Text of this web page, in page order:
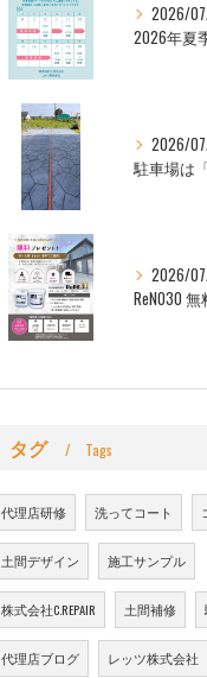
2026/
2026/
2026/
タグ Tags
代理店研修 洗ってコート
土間デザイン 施工サンプル
株式会社C.REPAIR 土間補修
代理店ブログ レッツ株式会社